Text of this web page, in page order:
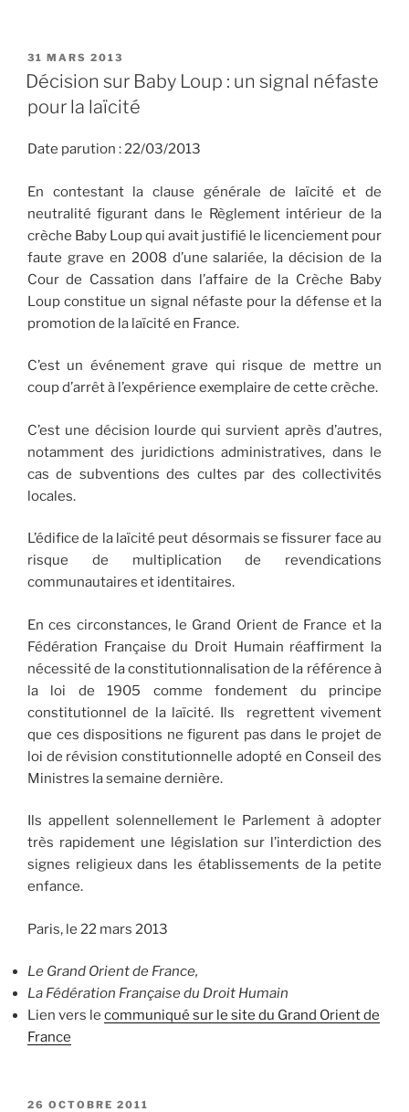
PUBLIÉ
LE
31 MARS 2013
Décision sur Baby Loup : un signal néfaste
pour la laïcité
Date parution : 22/03/2013
En contestant la clause générale de laïcité et de
neutralité figurant dans le Règlement intérieur de la
crèche Baby Loup qui avait justifié le licenciement pour
faute grave en 2008 d’une salariée, la décision de la
Cour de Cassation dans l’affaire de la Crèche Baby
Loup constitue un signal néfaste pour la défense et la
promotion de la laïcité en France.
C’est un événement grave qui risque de mettre un
coup d’arrêt à l’expérience exemplaire de cette crèche.
C’est une décision lourde qui survient après d’autres,
notamment des juridictions administratives, dans le
cas de subventions des cultes par des collectivités
locales.
L’édifice de la laïcité peut désormais se fissurer face au
risque de multiplication de revendications
communautaires et identitaires.
En ces circonstances, le Grand Orient de France et la
Fédération Française du Droit Humain réaffirment la
nécessité de la constitutionnalisation de la référence à
la loi de 1905 comme fondement du principe
constitutionnel de la laïcité. Ils regrettent vivement
que ces dispositions ne figurent pas dans le projet de
loi de révision constitutionnelle adopté en Conseil des
Ministres la semaine dernière.
Ils appellent solennellement le Parlement à adopter
très rapidement une législation sur l’interdiction des
signes religieux dans les établissements de la petite
enfance.
Paris, le 22 mars 2013
Le Grand Orient de France,
La Fédération Française du Droit Humain
Lien vers le communiqué sur le site du Grand Orient de
France
PUBLIÉ
26 OCTOBRE 2011